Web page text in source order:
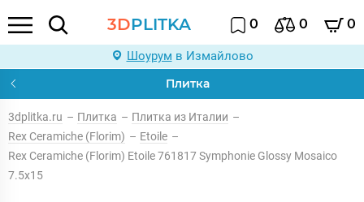
3DPLITKA 0 0 0
Шоурум в Измайлово
Плитка
3dplitka.ru – Плитка – Плитка из Италии –
Rex Ceramiche (Florim) – Etoile –
Rex Ceramiche (Florim) Etoile 761817 Symphonie Glossy Mosaico
7.5x15